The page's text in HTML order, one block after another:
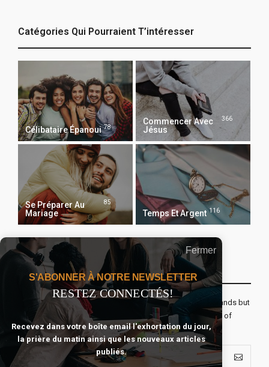
Catégories Qui Pourraient T’intéresser
Célibataire Épanoui 78
Commencer Avec
Jésus
366
Se Préparer Au
Mariage
85
Temps Et Argent 116
Recevoir Notre Newsletter Chaque Matin
The real voyage of discovery consists not in seeking new lands but
seeing with new eyes. All journeys have secret destinations of
which the traveler is unaware.
Fermer
S'ABONNER À NOTRE NEWSLETTER
RESTEZ CONNECTÉS!
Recevez dans votre boîte email l'exhortation du jour,
la prière du matin ainsi que les nouveaux articles
publiés.